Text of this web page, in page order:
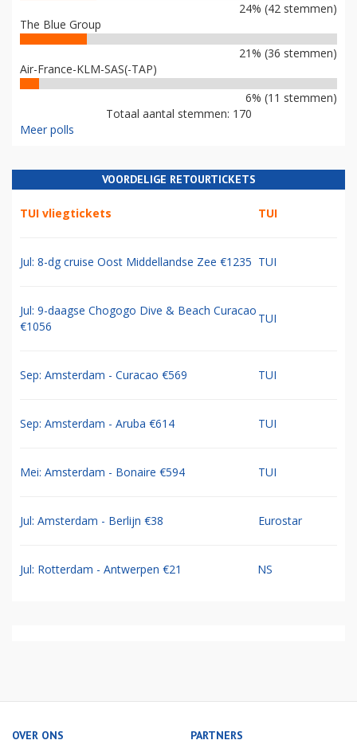
24% (42 stemmen)
The Blue Group
21% (36 stemmen)
Air-France-KLM-SAS(-TAP)
6% (11 stemmen)
Totaal aantal stemmen: 170
Meer polls
VOORDELIGE RETOURTICKETS
TUI vliegtickets TUI
Jul: 8-dg cruise Oost Middellandse Zee €1235 TUI
Jul: 9-daagse Chogogo Dive & Beach Curacao
€1056
TUI
Sep: Amsterdam - Curacao €569 TUI
Sep: Amsterdam - Aruba €614 TUI
Mei: Amsterdam - Bonaire €594 TUI
Jul: Amsterdam - Berlijn €38 Eurostar
Jul: Rotterdam - Antwerpen €21 NS
OVER ONS PARTNERS